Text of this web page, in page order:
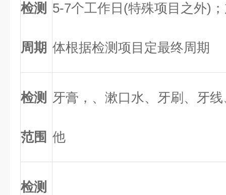
检测
周期
5-7个工作日(特殊项目之外)
体根据检测项目定最终周期
检测
范围
牙膏，、漱口水、牙刷、牙
他
检测